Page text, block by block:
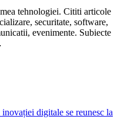
tehnologiei. Cititi articole
securitate, software,
evenimente. Subiecte
digitale se reunesc la